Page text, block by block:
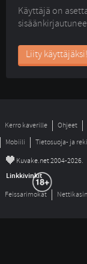
Käyttäjä on
Liity käyttäjäksi!
Kerro kaverille Ohjeet
Mobiili
Tietosuoja- ja
© Kuvake.net 2004-2026.
Linkkivinkit
Feissarimokat